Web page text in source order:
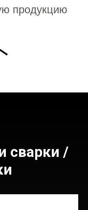
продукцию
сварки /